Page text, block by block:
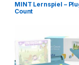
MINT Lernspiel –
Count